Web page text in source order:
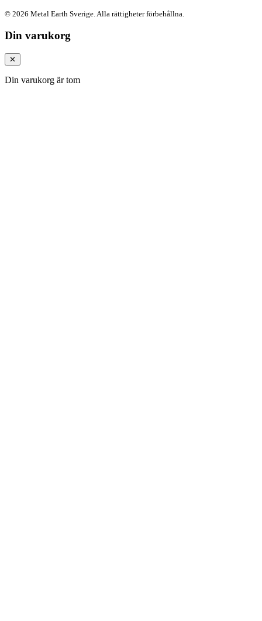
© 2026 Metal Earth Sverige. Alla rättigheter förbehållna.
Din varukorg
✕
Din varukorg är tom